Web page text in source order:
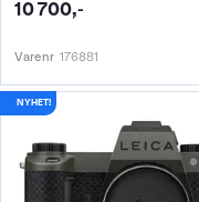
10 700,-
Varenr 176881